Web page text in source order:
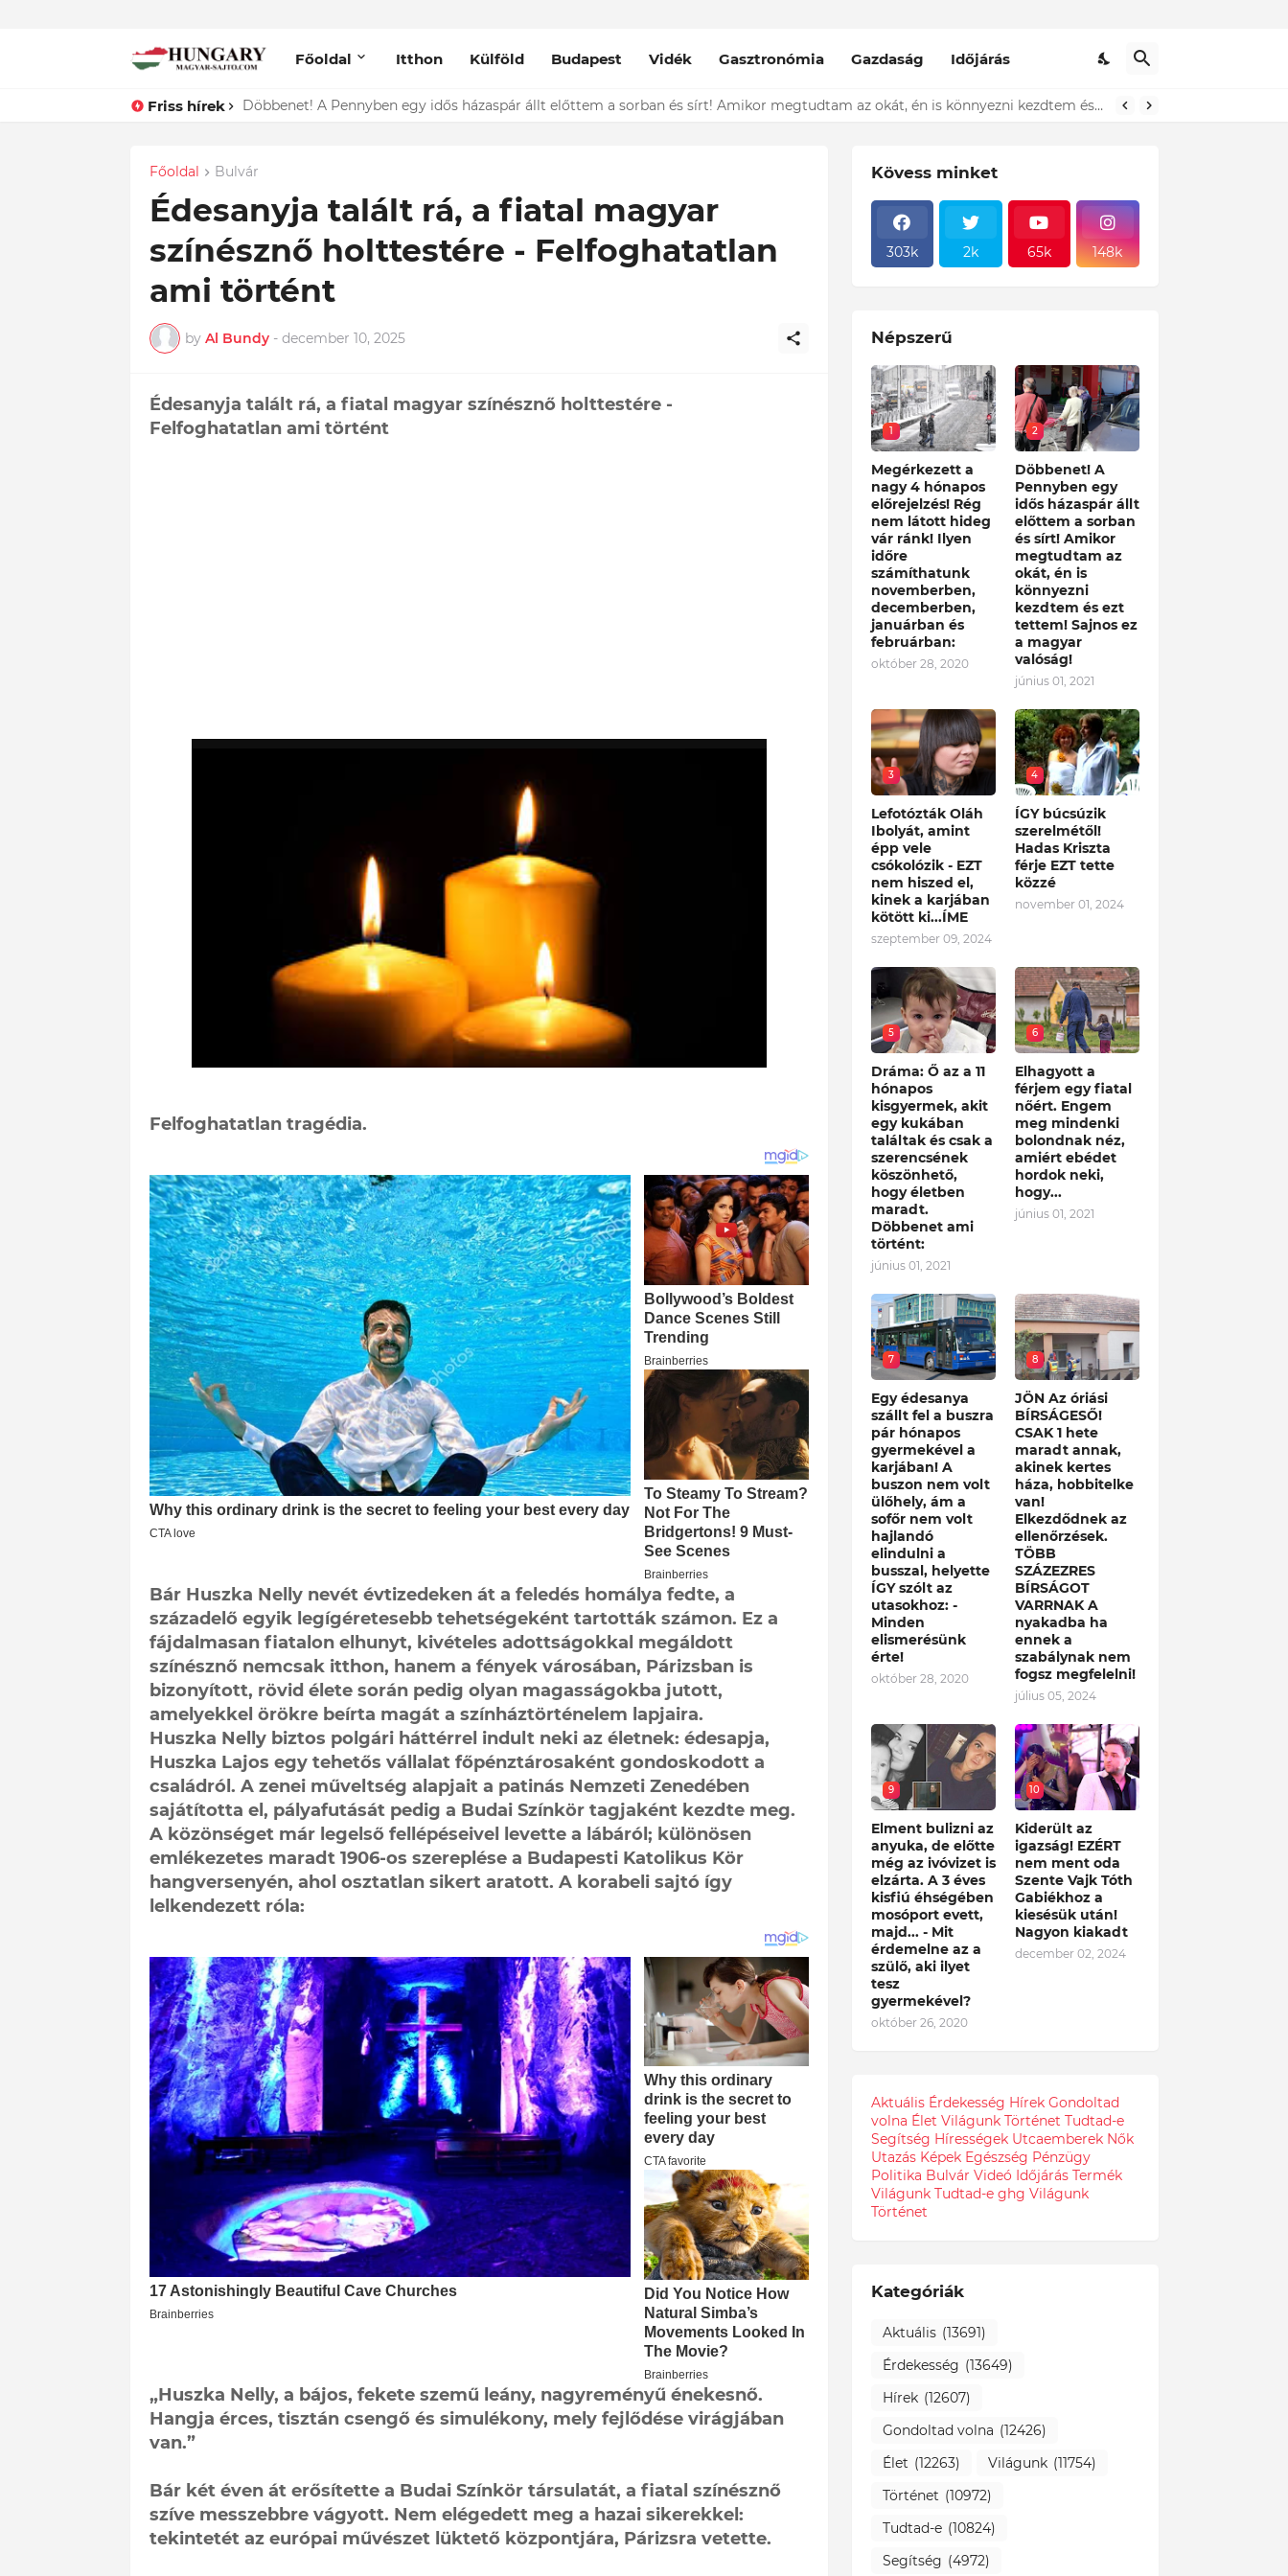
Főoldal Itthon Külföld Budapest Vidék Gasztronómia Gazdaság Időjárás
Friss hírek Lefotózták Oláh Ibolyát, amint épp vele csókolózik - EZT nem hiszed el, kinek a karjában kötött ki...ÍME
Főoldal Bulvár
Édesanyja talált rá, a fiatal magyar
színésznő holttestére - Felfoghatatlan
ami történt
by Al Bundy - december 10, 2025
Édesanyja talált rá, a fiatal magyar színésznő holttestére -
Felfoghatatlan ami történt
Felfoghatatlan tragédia.
Bár Huszka Nelly nevét évtizedeken át a feledés homálya fedte, a
századelő egyik legígéretesebb tehetségeként tartották számon. Ez a
fájdalmasan fiatalon elhunyt, kivételes adottságokkal megáldott
színésznő nemcsak itthon, hanem a fények városában, Párizsban is
bizonyított, rövid élete során pedig olyan magasságokba jutott,
amelyekkel örökre beírta magát a színháztörténelem lapjaira.
Huszka Nelly biztos polgári háttérrel indult neki az életnek: édesapja,
Huszka Lajos egy tehetős vállalat főpénztárosaként gondoskodott a
családról. A zenei műveltség alapjait a patinás Nemzeti Zenedében
sajátította el, pályafutását pedig a Budai Színkör tagjaként kezdte meg.
A közönséget már legelső fellépéseivel levette a lábáról; különösen
emlékezetes maradt 1906-os szereplése a Budapesti Katolikus Kör
hangversenyén, ahol osztatlan sikert aratott. A korabeli sajtó így
lelkendezett róla:
„Huszka Nelly, a bájos, fekete szemű leány, nagyreményű énekesnő.
Hangja érces, tisztán csengő és simulékony, mely fejlődése virágjában
van.”
Bár két éven át erősítette a Budai Színkör társulatát, a fiatal színésznő
szíve messzebbre vágyott. Nem elégedett meg a hazai sikerekkel:
tekintetét az európai művészet lüktető központjára, Párizsra vetette.
Kövess minket
303k 2k 65k 148k
Népszerű
1
Megérkezett a
nagy 4 hónapos
előrejelzés! Rég
nem látott hideg
vár ránk! Ilyen
időre
számíthatunk
novemberben,
decemberben,
januárban és
februárban:
október 28, 2020
2
Döbbenet! A
Pennyben egy
idős házaspár állt
előttem a sorban
és sírt! Amikor
megtudtam az
okát, én is
könnyezni
kezdtem és ezt
tettem! Sajnos ez
a magyar
valóság!
június 01, 2021
3
Lefotózták Oláh
Ibolyát, amint
épp vele
csókolózik - EZT
nem hiszed el,
kinek a karjában
kötött ki...ÍME
szeptember 09, 2024
4
ÍGY búcsúzik
szerelmétől!
Hadas Kriszta
férje EZT tette
közzé
november 01, 2024
5
Dráma: Ő az a 11
hónapos
kisgyermek, akit
egy kukában
találtak és csak a
szerencsének
köszönhető,
hogy életben
maradt.
Döbbenet ami
történt:
június 01, 2021
6
Elhagyott a
férjem egy fiatal
nőért. Engem
meg mindenki
bolondnak néz,
amiért ebédet
hordok neki,
hogy...
június 01, 2021
7
Egy édesanya
szállt fel a buszra
pár hónapos
gyermekével a
karjában! A
buszon nem volt
ülőhely, ám a
sofőr nem volt
hajlandó
elindulni a
busszal, helyette
ÍGY szólt az
utasokhoz: -
Minden
elismerésünk
érte!
október 28, 2020
8
JÖN Az óriási
BÍRSÁGESŐ!
CSAK 1 hete
maradt annak,
akinek kertes
háza, hobbitelke
van!
Elkezdődnek az
ellenőrzések.
TÖBB
SZÁZEZRES
BÍRSÁGOT
VARRNAK A
nyakadba ha
ennek a
szabálynak nem
fogsz megfelelni!
július 05, 2024
9
Elment bulizni az
anyuka, de előtte
még az ivóvizet is
elzárta. A 3 éves
kisfiú éhségében
mosóport evett,
majd... - Mit
érdemelne az a
szülő, aki ilyet
tesz
gyermekével?
október 26, 2020
10
Kiderült az
igazság! EZÉRT
nem ment oda
Szente Vajk Tóth
Gabiékhoz a
kiesésük után!
Nagyon kiakadt
december 02, 2024
Aktuális Érdekesség Hírek Gondoltad
volna Élet Világunk Történet Tudtad-e
Segítség Hírességek Utcaemberek Nők
Utazás Képek Egészség Pénzügy
Politika Bulvár Videó Időjárás Termék
Világunk Tudtad-e ghg Világunk
Történet
Kategóriák
Aktuális (13691)
Érdekesség (13649)
Hírek (12607)
Gondoltad volna (12426)
Élet (12263) Világunk (11754)
Történet (10972)
Tudtad-e (10824)
Segítség (4972)